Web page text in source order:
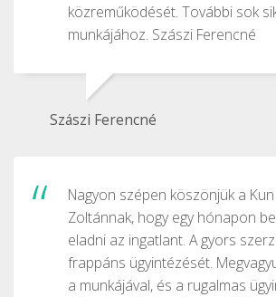
közreműködését. További sok
munkájához. Szászi Ferencné
Szászi Ferencné
Nagyon szépen köszönjük a
Zoltánnak, hogy egy hónapon
eladni az ingatlant. A gyors
frappáns ügyintézését.
a munkájával, és a rugalmas